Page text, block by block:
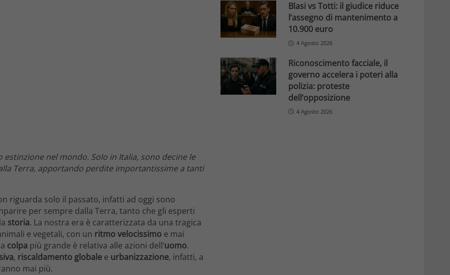
nel mondo. Solo in Italia, sono decine le
Terra, apportando perdite importantissime a tanti
riguarda solo il passato, infatti ad oggi sono
per sempre dalla Terra, tanto che gli esperti
storia. La nostra era è caratterizzata da una tragica
e vegetali, con un ritmo velocissimo e mai
colpa più grande è relativa alle azioni dell’uomo.
, riscaldamento globale e urbanizzazione, infatti, a
mai più.
Blasi vs Totti: il giudice riduce
l’assegno di mantenimento a
10.900 euro
4 Agosto 2026
Riconoscimento facciale, il
governo accelera i poteri alla
polizia: proteste
dell’opposizione
4 Agosto 2026